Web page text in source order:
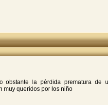
obstante la pèrdida prematura de
muy queridos por los niño